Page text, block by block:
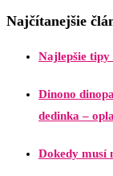
Najčítanejšie
Najlepšie
Dinono
dedinka –
Dokedy musí